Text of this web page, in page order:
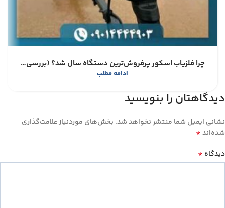
چرا فلزیاب اسکور پرفروش‌ترین دستگاه سال شد؟ (بررسی مزایا و معایب)
ادامه مطلب
دیدگاهتان را بنویسید
نشانی ایمیل شما منتشر نخواهد شد. بخش‌های موردنیاز علامت‌گذاری
شده‌اند*
دیدگاه *